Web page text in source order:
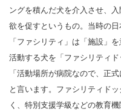
ングを積んだ犬を介入させ、
欲を促すというもの。当時の日
「ファシリティ」は「施設」
活動する犬を「ファシリティド
「活動場所が病院なので、正
と言います。ファシリティド
く、特別支援学級などの教育